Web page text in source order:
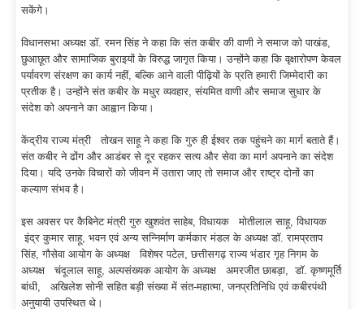
सकेंगे।
विधानसभा अध्यक्ष डॉ. रमन सिंह ने कहा कि संत कबीर की वाणी ने समाज को पाखंड,
छुआछूत और सामाजिक बुराइयों के विरुद्ध जागृत किया। उन्होंने कहा कि वृक्षारोपण केवल
पर्यावरण संरक्षण का कार्य नहीं, बल्कि आने वाली पीढ़ियों के प्रति हमारी जिम्मेदारी का
प्रतीक है। उन्होंने संत कबीर के मधुर व्यवहार, संयमित वाणी और समाज सुधार के
संदेश को अपनाने का आह्वान किया।
केंद्रीय राज्य मंत्री तोखन साहू ने कहा कि गुरु ही ईश्वर तक पहुंचने का मार्ग बताते हैं।
संत कबीर ने ढोंग और आडंबर से दूर रहकर सत्य और सेवा का मार्ग अपनाने का संदेश
दिया। यदि उनके विचारों को जीवन में उतारा जाए तो समाज और राष्ट्र दोनों का
कल्याण संभव है।
इस अवसर पर कैबिनेट मंत्री गुरु खुशवंत साहेब, विधायक मोतीलाल साहू, विधायक
इंद्र कुमार साहू, भवन एवं अन्य सन्निर्माण कर्मकार मंडल के अध्यक्ष डॉ. रामप्रताप
सिंह, गौसेवा आयोग के अध्यक्ष विशेषर पटेल, छत्तीसगढ़ राज्य भंडार गृह निगम के
अध्यक्ष चंदूलाल साहू, अल्पसंख्यक आयोग के अध्यक्ष अमरजीत छाबड़ा, डॉ. कृष्णमूर्ति
बांधी, अखिलेश सोनी सहित बड़ी संख्या में संत-महात्मा, जनप्रतिनिधि एवं कबीरपंथी
अनुयायी उपस्थित थे।